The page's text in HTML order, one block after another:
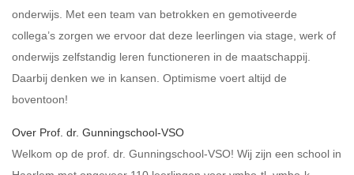
onderwijs. Met een team van betrokken en gemotiveerde
collega’s zorgen we ervoor dat deze leerlingen via stage, werk of
onderwijs zelfstandig leren functioneren in de maatschappij.
Daarbij denken we in kansen. Optimisme voert altijd de
boventoon!
Over Prof. dr. Gunningschool-VSO
Welkom op de prof. dr. Gunningschool-VSO! Wij zijn een school in